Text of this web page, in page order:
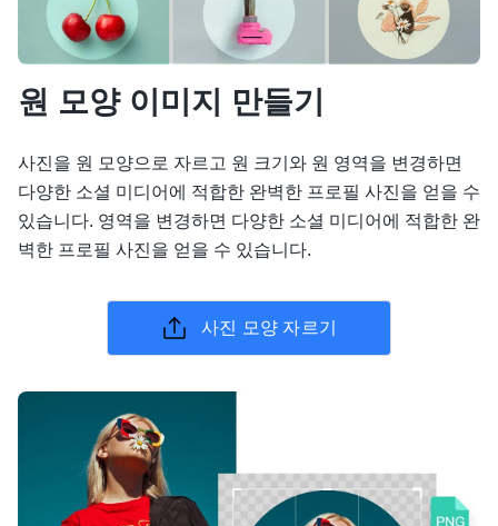
원 모양 이미지 만들기
사진을 원 모양으로 자르고 원 크기와 원 영역을 변경하면
다양한 소셜 미디어에 적합한 완벽한 프로필 사진을 얻을 수
있습니다. 영역을 변경하면 다양한 소셜 미디어에 적합한 완
벽한 프로필 사진을 얻을 수 있습니다.
사진 모양 자르기